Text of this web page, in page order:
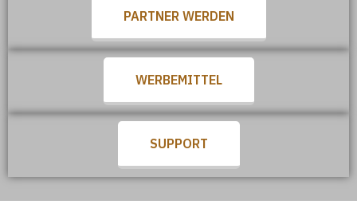
PARTNER WERDEN
WERBEMITTEL
SUPPORT